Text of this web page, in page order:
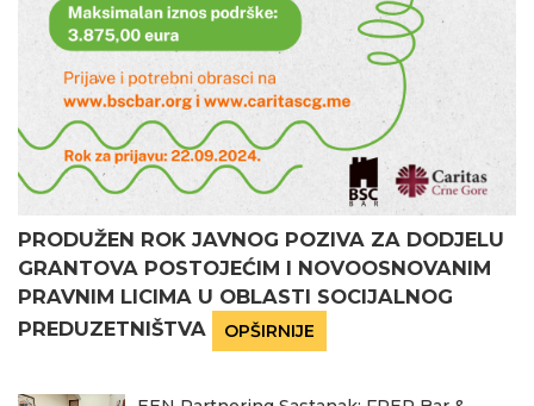
PRODUŽEN ROK JAVNOG POZIVA ZA DODJELU
GRANTOVA POSTOJEĆIM I NOVOOSNOVANIM
PRAVNIM LICIMA U OBLASTI SOCIJALNOG
PREDUZETNIŠTVA
OPŠIRNIJE